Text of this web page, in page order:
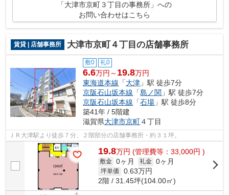
「大津市京町３丁目の事務所」への
お問い合わせはこちら
賃貸 | 店舗事務所 大津市京町４丁目の店舗事務所
敷0 礼0
6.6万円～ 19.8万円
東海道本線 「大津 」駅 徒歩7分
京阪石山坂本線 「島ノ関 」駅 徒歩7分
京阪石山坂本線 「石場 」駅 徒歩8分
築41年 / 5階建
滋賀県大津市京町４丁目
ＪＲ大津駅より徒歩７分、２階部分の店舗事務所・約３１坪。
19.8万円 (管理費等：33,000円 )
敷金 0ヶ月 礼金 0ヶ月
坪単価 0.63万円
2階 / 31.45坪(104.00㎡)